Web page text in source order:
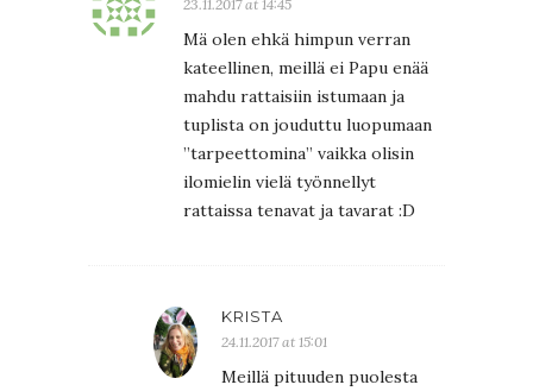
23.11.2017 at 14:45
Mä olen ehkä himpun verran
kateellinen, meillä ei Papu enää
mahdu rattaisiin istumaan ja
tuplista on jouduttu luopumaan
”tarpeettomina” vaikka olisin
ilomielin vielä työnnellyt
rattaissa tenavat ja tavarat :D
KRISTA
24.11.2017 at 15:01
Meillä pituuden puolesta